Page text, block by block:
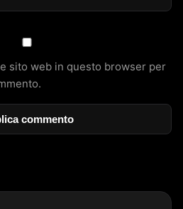
sito web in questo browser per